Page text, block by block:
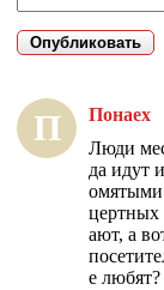
П Понаех
Люди
да идут
омятыми
цертных
ают, а
е любят?